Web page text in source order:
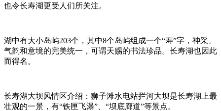
也令长寿湖更受人们所关注。
湖中有大小岛屿203个，其中8个岛屿组成一个“寿”字，神采、
气韵和意境的完美统一，可谓天赐的书法珍品。长寿湖也因此
而得名。
长寿湖大坝风情区介绍：狮子滩水电站拦河大坝是长寿湖上最
壮观的一景，有“铁匣飞瀑”、“坝底廊道”等景点。